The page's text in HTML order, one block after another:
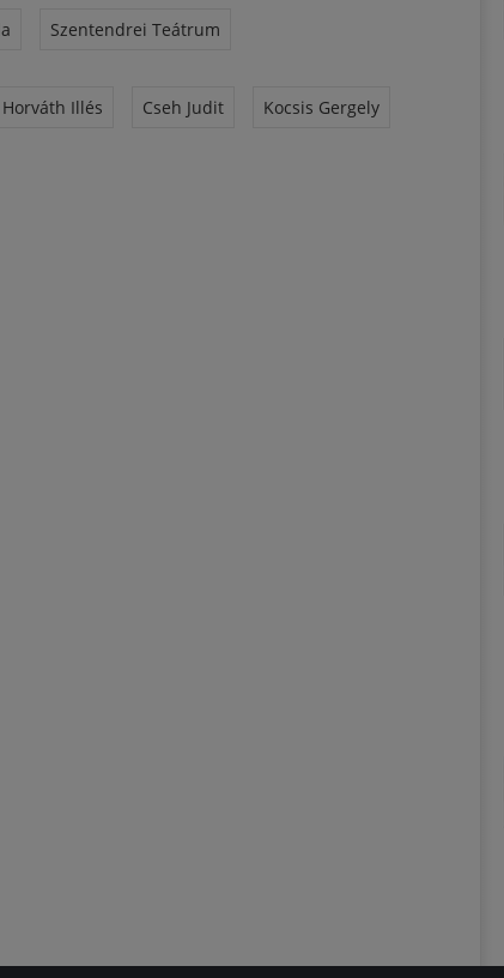
Szentendrei Teátrum
Horváth Illés Cseh Judit Kocsis Gergely